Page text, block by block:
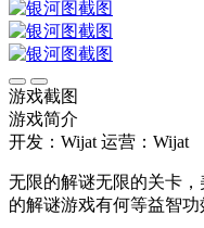
游戏截图
游戏简介
开发：Wijat 运营：Wijat
无限的解谜无限的关卡
的解谜游戏有何等益智功